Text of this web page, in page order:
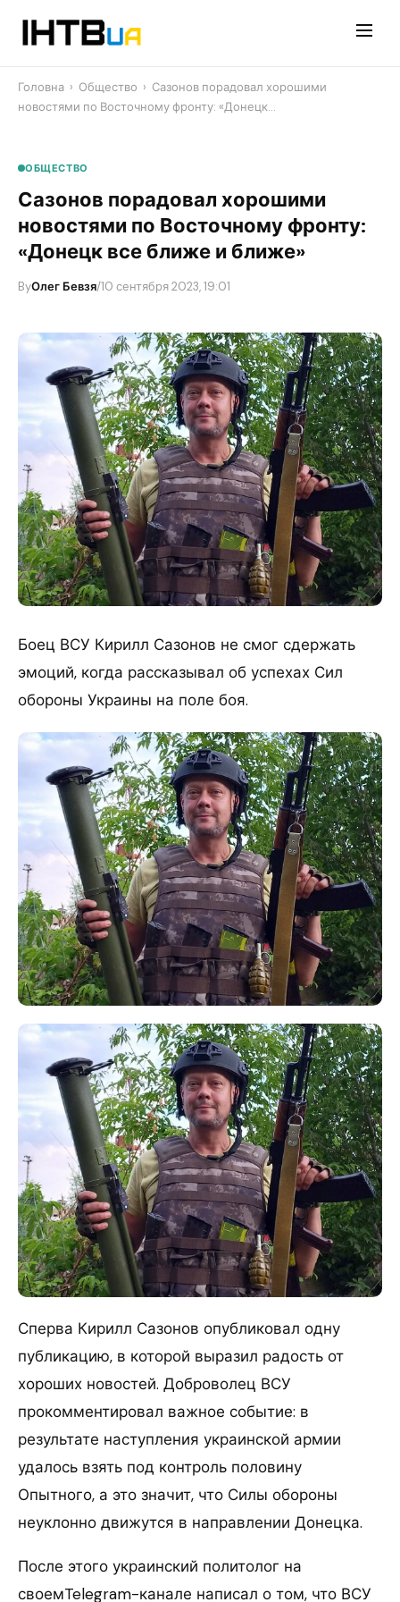
Головна › Общество › Сазонов порадовал хорошими
новостями по Восточному фронту: «Донецк…
ОБЩЕСТВО
Сазонов порадовал хорошими
новостями по Восточному фронту:
«Донецк все ближе и ближе»
ByОлег Бевзя/10 сентября 2023, 19:01
Боец ВСУ Кирилл Сазонов не смог сдержать
эмоций, когда рассказывал об успехах Сил
обороны Украины на поле боя.
Сперва Кирилл Сазонов опубликовал одну
публикацию, в которой выразил радость от
хороших новостей. Доброволец ВСУ
прокомментировал важное событие: в
результате наступления украинской армии
удалось взять под контроль половину
Опытного, а это значит, что Силы обороны
неуклонно движутся в направлении Донецка.
После этого украинский политолог на
своемTelegram-канале написал о том, что ВСУ